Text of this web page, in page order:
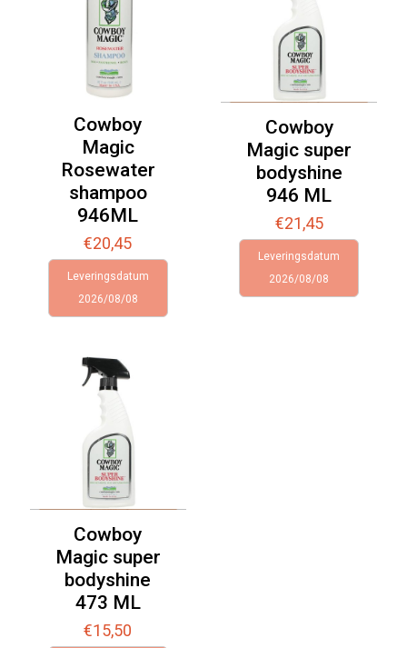
Cowboy
Magic
Rosewater
shampoo
946ML
€20,45
Leveringsdatum
2026/08/08
Cowboy
Magic super
bodyshine
946 ML
€21,45
Leveringsdatum
2026/08/08
Cowboy
Magic super
bodyshine
473 ML
€15,50